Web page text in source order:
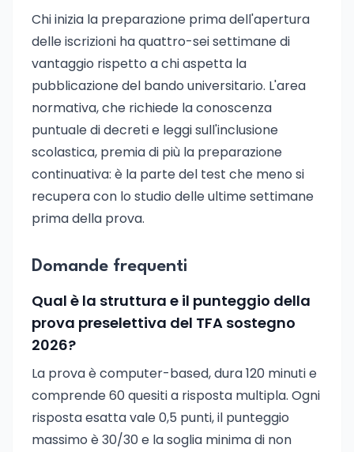
Chi inizia la preparazione prima dell'apertura
delle iscrizioni ha quattro-sei settimane di
vantaggio rispetto a chi aspetta la
pubblicazione del bando universitario. L'area
normativa, che richiede la conoscenza
puntuale di decreti e leggi sull'inclusione
scolastica, premia di più la preparazione
continuativa: è la parte del test che meno si
recupera con lo studio delle ultime settimane
prima della prova.
Domande frequenti
Qual è la struttura e il punteggio della
prova preselettiva del TFA sostegno
2026?
La prova è computer-based, dura 120 minuti e
comprende 60 quesiti a risposta multipla. Ogni
risposta esatta vale 0,5 punti, il punteggio
massimo è 30/30 e la soglia minima di non